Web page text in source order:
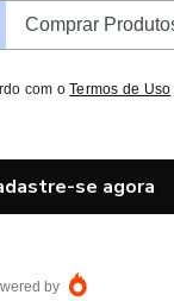
Comprar
com oTermos de Uso
se agora
by